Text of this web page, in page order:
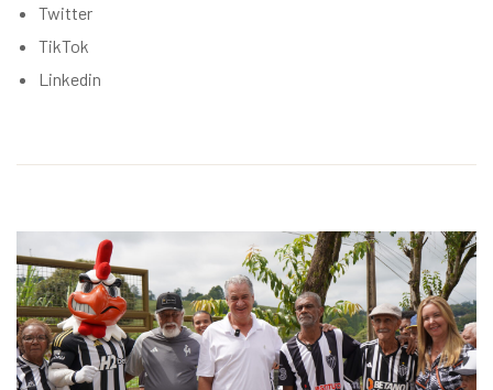
Twitter
TikTok
Linkedin